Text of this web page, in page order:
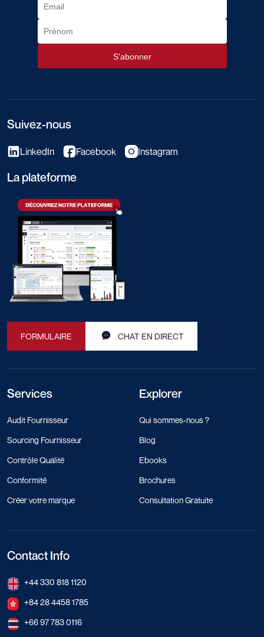
Suivez-nous
LinkedIn Facebook Instagram
La plateforme
FORMULAIRE CHAT EN DIRECT
Services
Audit Fournisseur
Sourcing Fournisseur
Contrôle Qualité
Conformité
Créer votre marque
Explorer
Qui sommes-nous ?
Blog
Ebooks
Brochures
Consultation Gratuite
Contact Info
+44 330 818 1120
+84 28 4458 1785
+66 97 783 0116